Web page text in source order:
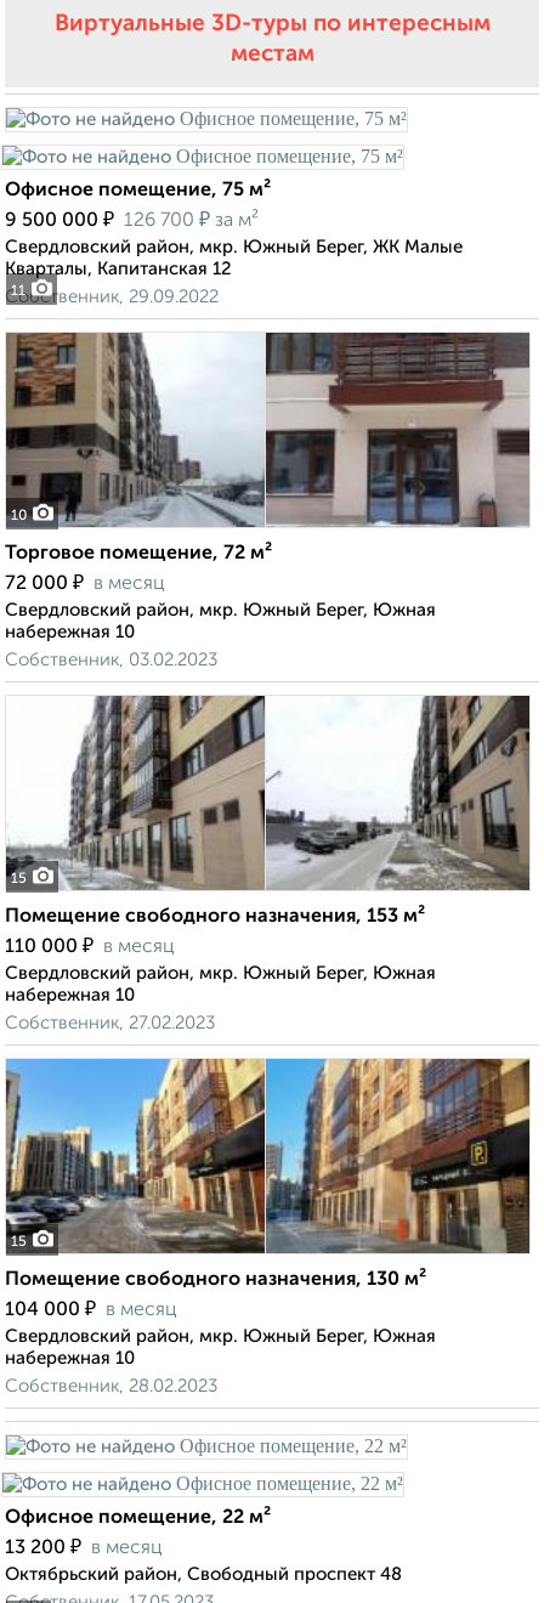
Виртуальные 3D-туры по интересным
местам
11
Офисное помещение, 75 м²
9 500 000 ₽ 126 700 ₽ за м²
Свердловский район, мкр. Южный Берег, ЖК Малые
Кварталы, Капитанская 12
Собственник, 29.09.2022
10
Торговое помещение, 72 м²
72 000 ₽ в месяц
Свердловский район, мкр. Южный Берег, Южная
набережная 10
Собственник, 03.02.2023
15
Помещение свободного назначения, 153 м²
110 000 ₽ в месяц
Свердловский район, мкр. Южный Берег, Южная
набережная 10
Собственник, 27.02.2023
15
Помещение свободного назначения, 130 м²
104 000 ₽ в месяц
Свердловский район, мкр. Южный Берег, Южная
набережная 10
Собственник, 28.02.2023
Офисное помещение, 22 м²
13 200 ₽ в месяц
Октябрьский район, Свободный проспект 48